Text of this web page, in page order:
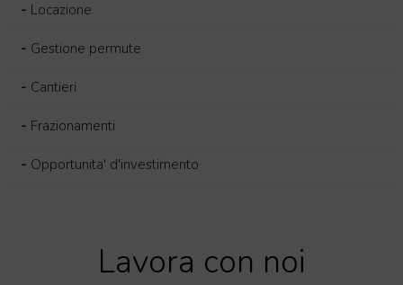
- Locazione
- Gestione permute
- Cantieri
- Frazionamenti
- Opportunita' d'investimento
Lavora con noi